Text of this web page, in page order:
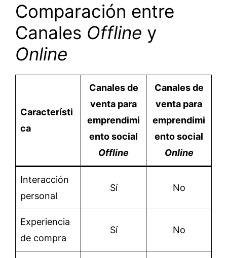
Comparación entre
Canales Offline y
Online
Característi
ca
Canales de
venta para
emprendimi
ento social
Offline
Canales de
venta para
emprendimi
ento social
Online
Interacción
personal
Sí No
Experiencia
de compra
Sí No